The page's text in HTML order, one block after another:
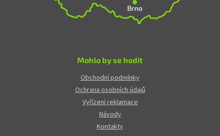
Mohlo by se hodit
Obchodní podmínky
Ochrana osobních údajů
Vyřízení reklamace
Návody
Kontakty